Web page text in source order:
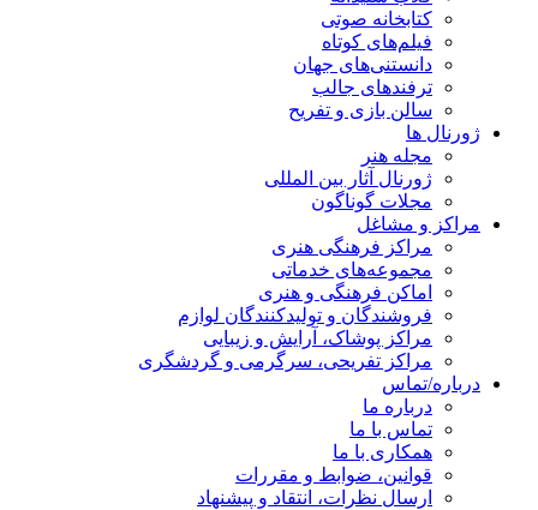
کتابخانه صوتی
فیلم‌های کوتاه
دانستنی‌های جهان
ترفندهای جالب
سالن بازی و تفریح
ژورنال ها
مجله هنر
ژورنال آثار بین المللی
مجلات گوناگون
مراکز و مشاغل
مراکز فرهنگی هنری
مجموعه‌های خدماتی
اماکن فرهنگی و هنری
فروشندگان و تولیدکنندگان لوازم
مراکز پوشاک، آرایش و زیبایی
مراکز تفریحی، سرگرمی و گردشگری
درباره/تماس
درباره ما
تماس با ما
همکاری با ما
قوانین، ضوابط و مقررات
ارسال نظرات، انتقاد و پیشنهاد